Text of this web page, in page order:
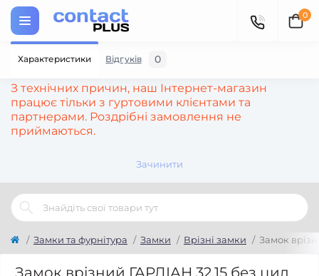
З технічних причин, наш Інтернет-магазин
працює тільки з гуртовими клієнтами та
партнерами. Роздрібні замовлення не
приймаються.
Зачинити
0
Замки та фурнітура Замки Врізні замки Замок
Замок врізний ГАРДІАН 32.15 без цил
Характеристики Відгуків 0